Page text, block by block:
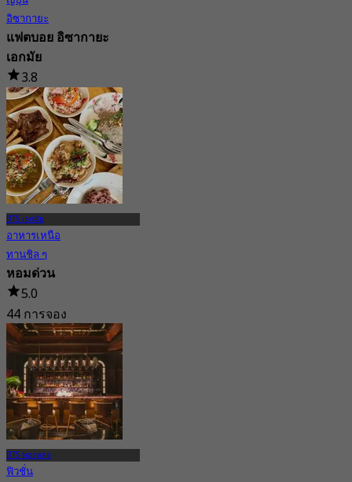
อิซากายะ
แฟตบอย อิซากายะ
เอกมัย
3.8
56 การจอง
จาก฿ 999.5
BTS เอกมัย
อาหารเหนือ
ทานชิล ๆ
หอมด่วน
5.0
44 การจอง
จาก฿ 233.33
BTS ทองหล่อ
ฟิวชั่น